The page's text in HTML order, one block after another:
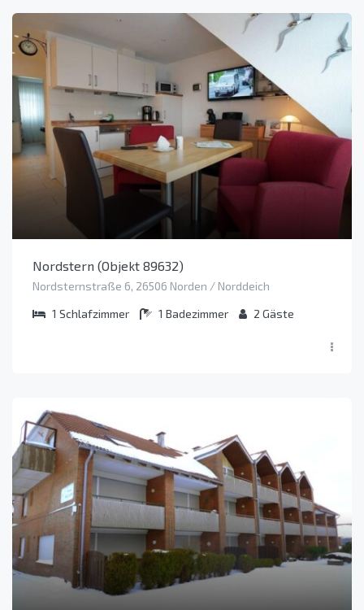
Nordstern (Objekt 89632)
Nordsternstraße 6, 26506 Norden / Norddeich
1 Schlafzimmer 1 Badezimmer 2 Gäste